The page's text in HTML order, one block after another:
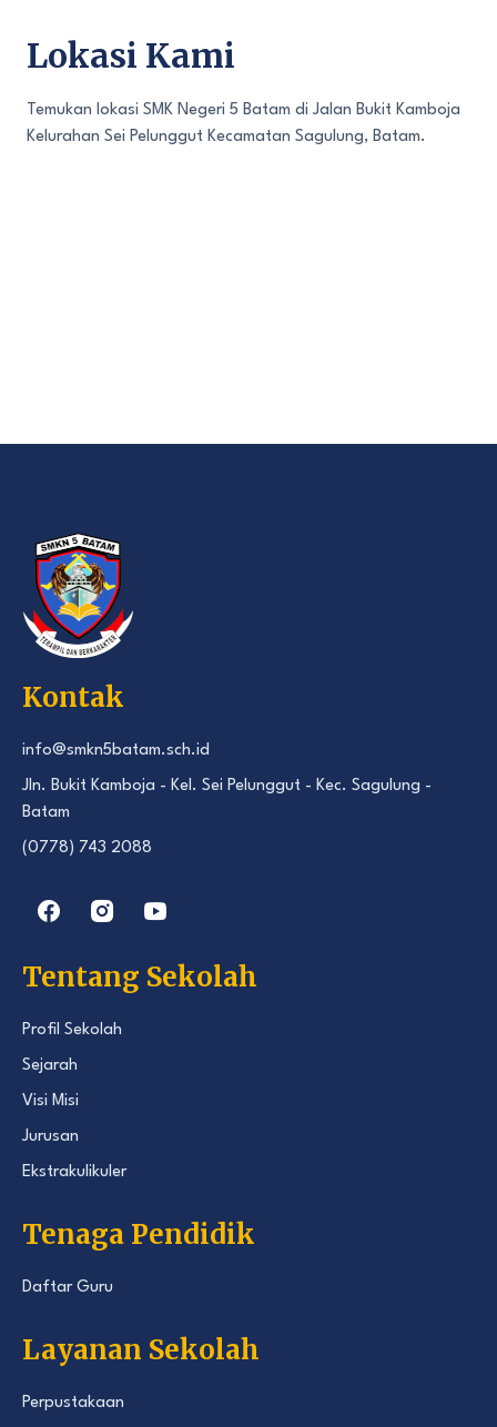
Lokasi Kami
Temukan lokasi SMK Negeri 5 Batam di Jalan Bukit Kamboja
Kelurahan Sei Pelunggut Kecamatan Sagulung, Batam.
Kontak
info@smkn5batam.sch.id
Jln. Bukit Kamboja - Kel. Sei Pelunggut - Kec. Sagulung -
Batam
(0778) 743 2088
Tentang Sekolah
Profil Sekolah
Sejarah
Visi Misi
Jurusan
Ekstrakulikuler
Tenaga Pendidik
Daftar Guru
Layanan Sekolah
Perpustakaan